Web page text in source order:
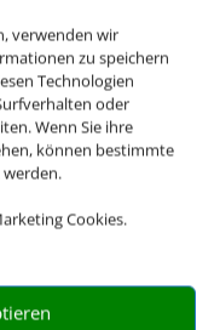
verwenden wir
zu speichern
Technologien
oder
Wenn Sie ihre
können bestimmte
Cookies.
Reise.